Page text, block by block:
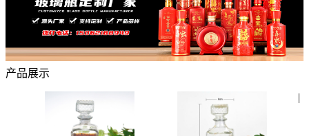
产品展示
|